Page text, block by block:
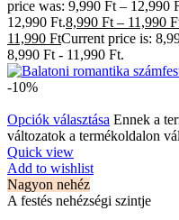
price was: 9,990 Ft – 12,990
12,990 Ft.8,990 Ft – 11,990
11,990 FtCurrent price is:
8,990 Ft - 11,990 Ft.
-10%
Opciók választása Ennek a
változatok a termékoldalon
Quick view
Add to wishlist
Nagyon nehéz
A festés nehézségi szintje